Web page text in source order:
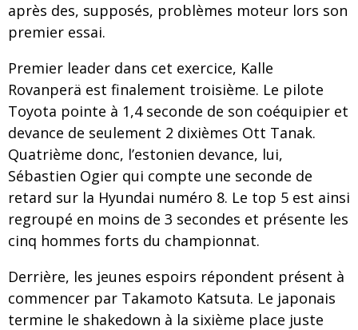
après des, supposés, problèmes moteur lors son
premier essai.
Premier leader dans cet exercice, Kalle
Rovanperä est finalement troisième. Le pilote
Toyota pointe à 1,4 seconde de son coéquipier et
devance de seulement 2 dixièmes Ott Tanak.
Quatrième donc, l’estonien devance, lui,
Sébastien Ogier qui compte une seconde de
retard sur la Hyundai numéro 8. Le top 5 est ainsi
regroupé en moins de 3 secondes et présente les
cinq hommes forts du championnat.
Derrière, les jeunes espoirs répondent présent à
commencer par Takamoto Katsuta. Le japonais
termine le shakedown à la sixième place juste